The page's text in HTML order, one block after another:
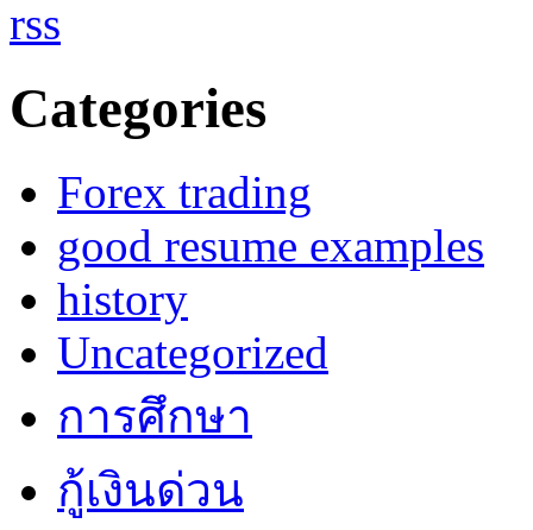
Categories
Forex trading
good resume examples
history
Uncategorized
การศึกษา
กู้เงินด่วน